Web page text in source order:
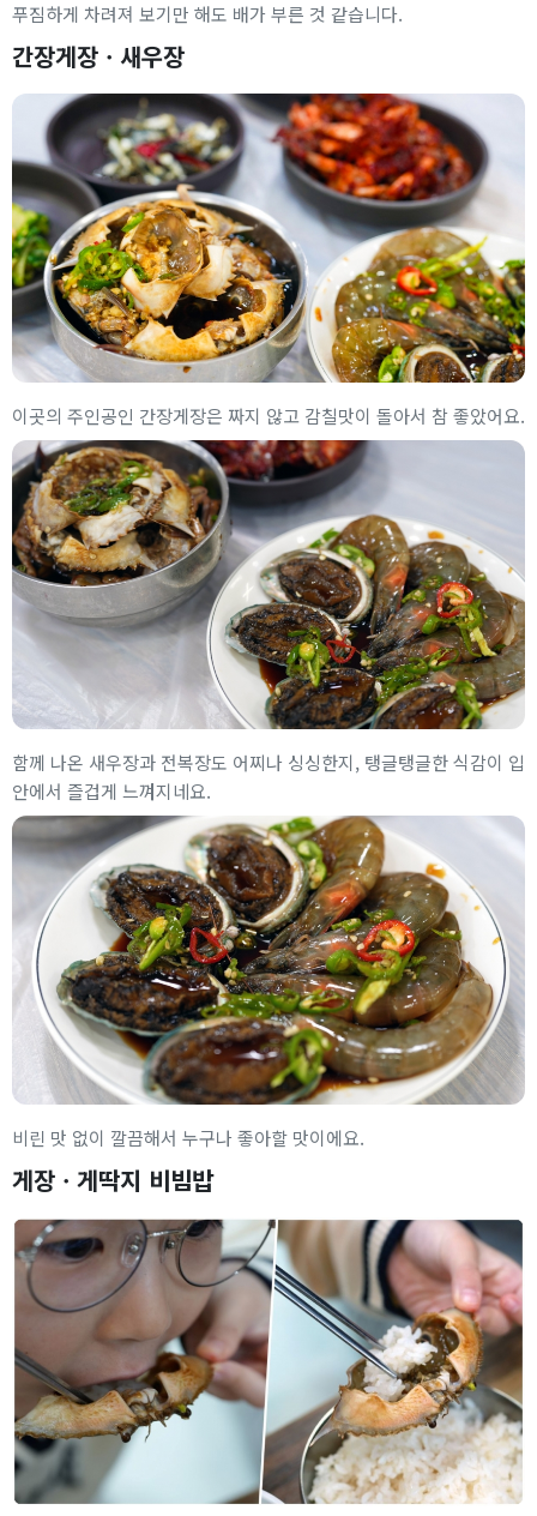
푸짐하게 차려져 보기만 해도 배가 부른 것 같습니다.
간장게장ㆍ새우장
이곳의 주인공인 간장게장은 짜지 않고 감칠맛이 돌아서 참 좋았어요.
함께 나온 새우장과 전복장도 어찌나 싱싱한지, 탱글탱글한 식감이 입
안에서 즐겁게 느껴지네요.
비린 맛 없이 깔끔해서 누구나 좋아할 맛이에요.
게장ㆍ게딱지 비빔밥